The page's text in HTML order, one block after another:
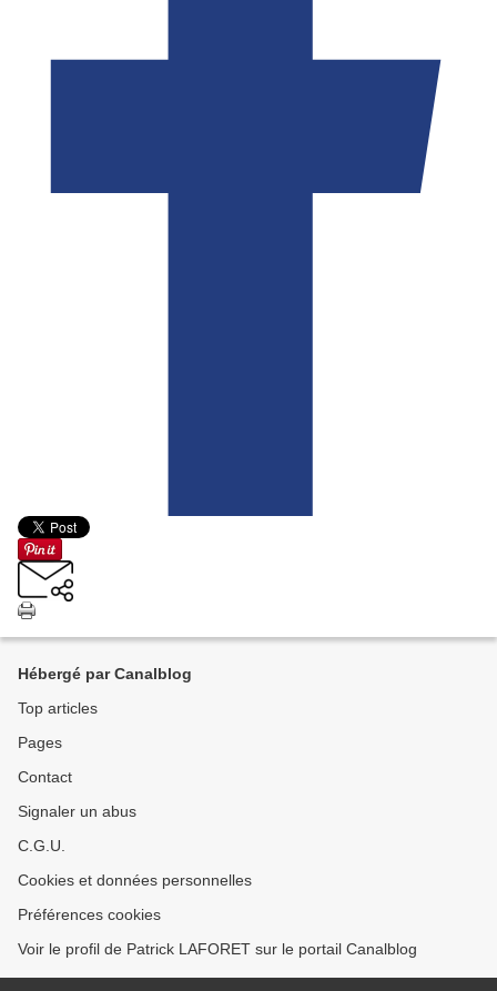
Hébergé par Canalblog
Top articles
Pages
Contact
Signaler un abus
C.G.U.
Cookies et données personnelles
Préférences cookies
Voir le profil de Patrick LAFORET sur le portail Canalblog